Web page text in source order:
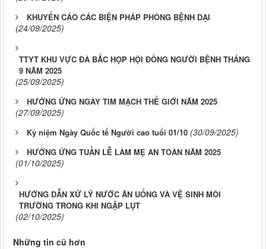
KHUYẾN CÁO CÁC BIỆN PHÁP PHÒNG BỆNH DẠI
(24/09/2025)
TTYT KHU VỰC ĐÀ BẮC HỌP HỘI ĐỒNG NGƯỜI BỆNH THÁNG
9 NĂM 2025
(25/09/2025)
HƯỞNG ỨNG NGÀY TIM MẠCH THẾ GIỚI NĂM 2025
(27/09/2025)
Kỷ niệm Ngày Quốc tế Người cao tuổi 01/10 (30/09/2025)
HƯỞNG ỨNG TUẦN LỄ LÀM MẸ AN TOÀN NĂM 2025
(01/10/2025)
HƯỚNG DẪN XỬ LÝ NƯỚC ĂN UỐNG VÀ VỆ SINH MÔI
TRƯỜNG TRONG KHI NGẬP LỤT
(02/10/2025)
Những tin cũ hơn